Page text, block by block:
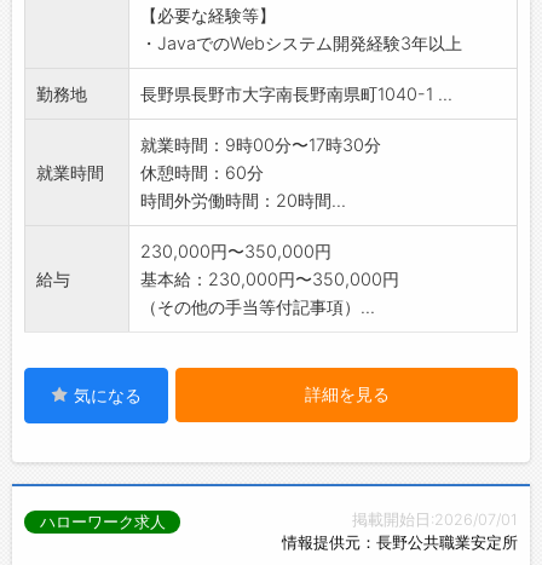
計・開発、運用
・アジャイル形式での開発ファンクションのリ
ード
・ベンダー管理(業務委託、パートナー)
(変更の範囲)変更なし
【必要な経験等】
・JavaでのWebシステム開発経験3年以上
勤務地 長野県長野市大字南長野南県町1040-1 ...
就業時間
就業時間：9時00分〜17時30分
休憩時間：60分
時間外労働時間：20時間...
給与
230,000円〜350,000円
基本給：230,000円〜350,000円
（その他の手当等付記事項）...
気になる 詳細を見る
掲載開始日:2026/07/01
情報提供元：長野公共職業安定所
ハローワーク求人